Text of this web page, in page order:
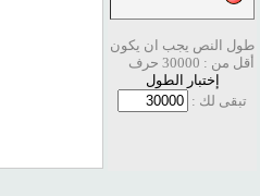
طول النص يجب ان يكون
أقل من : 30000 حرف
إختبار الطول
تبقى لك :